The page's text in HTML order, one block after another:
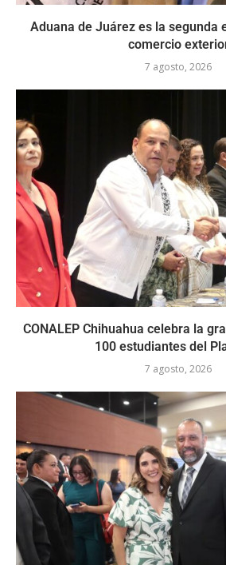
Aduana de Juárez es la segunda
comercio
7 agosto, 2026
CONALEP Chihuahua celebra la
100 estudiantes del
7 agosto, 2026